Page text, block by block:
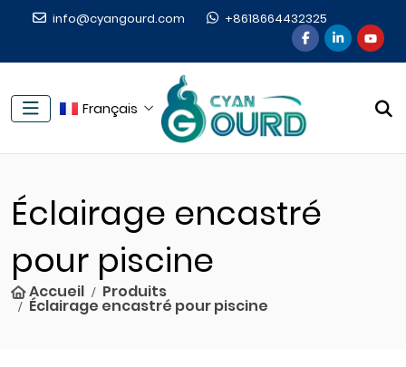
info@cyangourd.com +8618664432325
Français
Éclairage encastré
pour piscine
Accueil Produits
Éclairage encastré pour piscine